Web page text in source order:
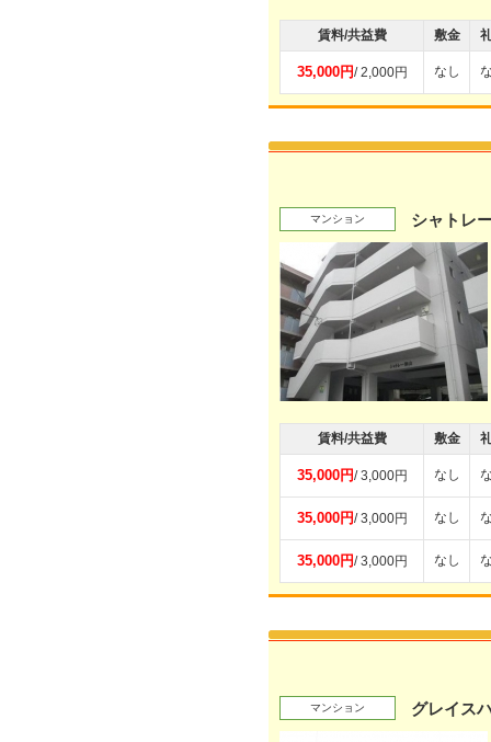
賃料/共益費 敷金
35,000円/ 2,000円 なし
マンション シャトレ
賃料/共益費 敷金
35,000円/ 3,000円 なし
35,000円/ 3,000円 なし
35,000円/ 3,000円 なし
マンション グレイス